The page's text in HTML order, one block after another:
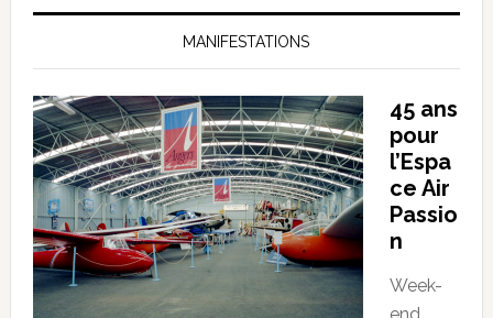
MANIFESTATIONS
45 ans
pour
l’Espa
ce Air
Passio
n
Week-